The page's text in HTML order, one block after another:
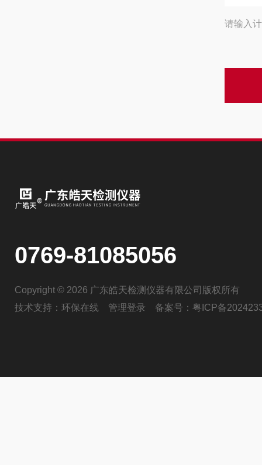
请输入
0769-81085056
Copyright © 2026 广东皓天检测仪器有限公司版权所有
技术支持： 环保在线 管理登录 备案号： 粤ICP备